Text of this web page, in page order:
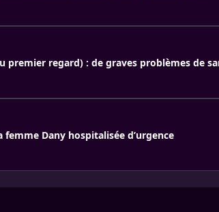
premier regard) : de graves problèmes de
femme Dany hospitalisée d’urgence